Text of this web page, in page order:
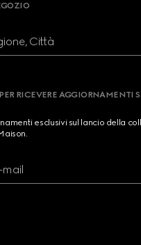
Città
RICEVERE AGGIORNAMENTI
esclusivi sul lancio della
mail